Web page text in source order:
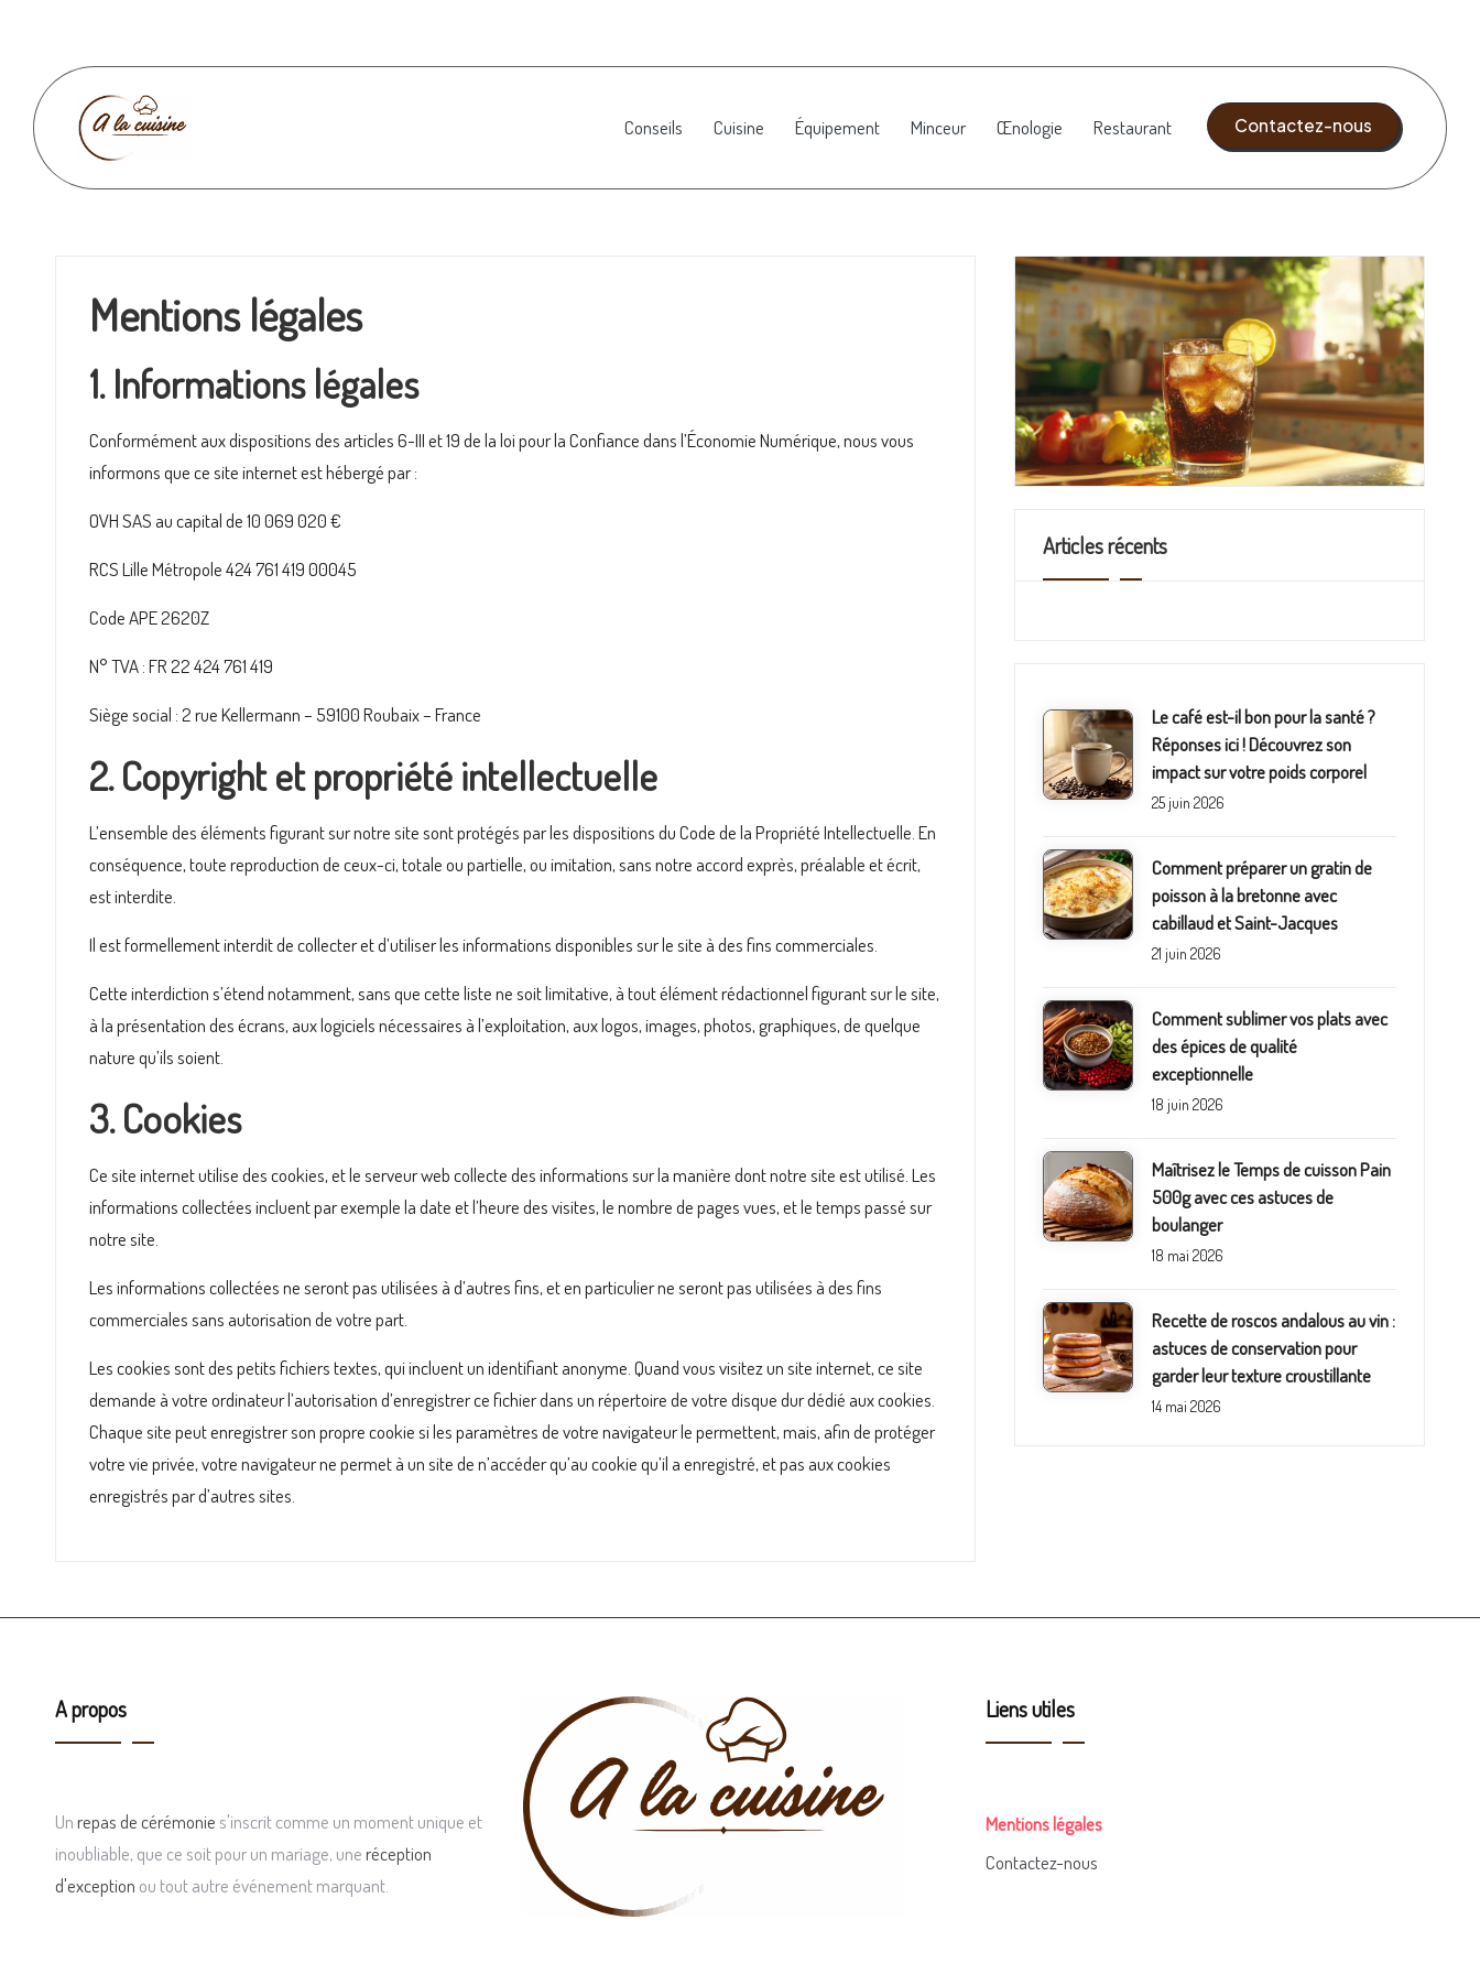
content
A
c
u
s
n
e
Conseils Cuisine Équipement Minceur Œnologie Restaurant Contactez-nous
Mentions légales
1. Informations légales
Conformément aux dispositions des articles 6-III et 19 de la loi pour la Confiance dans l’Économie Numérique, nous vous
informons que ce site internet est hébergé par :
OVH SAS au capital de 10 069 020 €
RCS Lille Métropole 424 761 419 00045
Code APE 2620Z
N° TVA : FR 22 424 761 419
Siège social : 2 rue Kellermann – 59100 Roubaix – France
2. Copyright et propriété intellectuelle
L’ensemble des éléments figurant sur notre site sont protégés par les dispositions du Code de la Propriété Intellectuelle. En
conséquence, toute reproduction de ceux-ci, totale ou partielle, ou imitation, sans notre accord exprès, préalable et écrit,
est interdite.
Il est formellement interdit de collecter et d’utiliser les informations disponibles sur le site à des fins commerciales.
Cette interdiction s’étend notamment, sans que cette liste ne soit limitative, à tout élément rédactionnel figurant sur le site,
à la présentation des écrans, aux logiciels nécessaires à l’exploitation, aux logos, images, photos, graphiques, de quelque
nature qu’ils soient.
3. Cookies
Ce site internet utilise des cookies, et le serveur web collecte des informations sur la manière dont notre site est utilisé. Les
informations collectées incluent par exemple la date et l’heure des visites, le nombre de pages vues, et le temps passé sur
notre site.
Les informations collectées ne seront pas utilisées à d’autres fins, et en particulier ne seront pas utilisées à des fins
commerciales sans autorisation de votre part.
Les cookies sont des petits fichiers textes, qui incluent un identifiant anonyme. Quand vous visitez un site internet, ce site
demande à votre ordinateur l’autorisation d’enregistrer ce fichier dans un répertoire de votre disque dur dédié aux cookies.
Chaque site peut enregistrer son propre cookie si les paramètres de votre navigateur le permettent, mais, afin de protéger
votre vie privée, votre navigateur ne permet à un site de n’accéder qu’au cookie qu’il a enregistré, et pas aux cookies
enregistrés par d’autres sites.
Articles récents
Le café est-il bon pour la santé ?
Réponses ici ! Découvrez son
impact sur votre poids corporel
25 juin 2026
Comment préparer un gratin de
poisson à la bretonne avec
cabillaud et Saint-Jacques
21 juin 2026
Comment sublimer vos plats avec
des épices de qualité
exceptionnelle
18 juin 2026
Maîtrisez le Temps de cuisson Pain
500g avec ces astuces de
boulanger
18 mai 2026
Recette de roscos andalous au vin :
astuces de conservation pour
garder leur texture croustillante
14 mai 2026
A propos
Unrepas de cérémonie s'inscrit comme un moment unique et
inoubliable, que ce soit pour un mariage, uneréception
d'exception ou tout autre événement marquant.
Liens utiles
Mentions légales
Contactez-nous